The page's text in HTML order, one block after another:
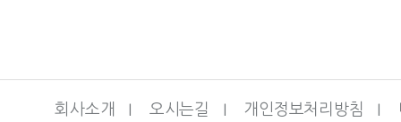
회사소개 I 오시는길 I 개인정보처리방침 I